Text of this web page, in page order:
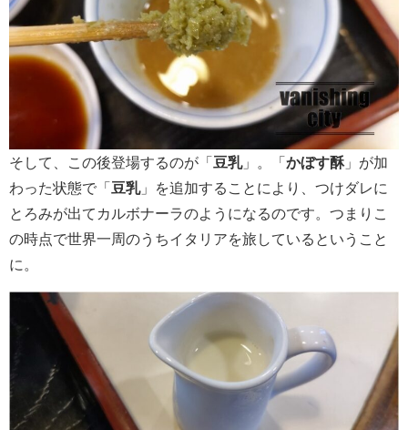
そして、この後登場するのが「 豆乳」。「 かぼす酥」が加
わった状態で「 豆乳」を追加することにより、つけダレに
とろみが出てカルボナーラのようになるのです。つまりこ
の時点で世界一周のうちイタリアを旅しているということ
に。